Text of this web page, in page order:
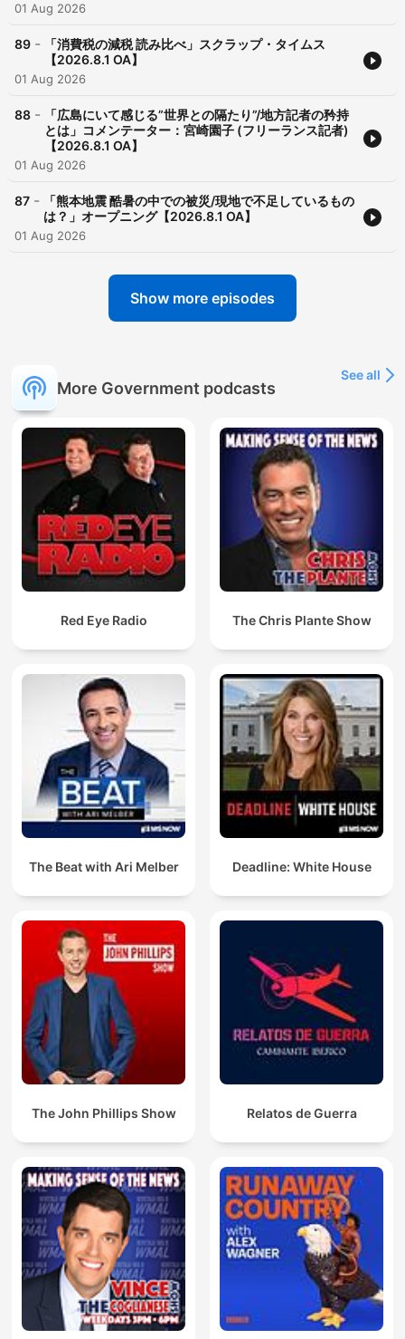
01 Aug 2026
89 -
「消費税の減税 読み比べ」スクラップ・タイムス
【2026.8.1 OA】
01 Aug 2026
88 -
「広島にいて感じる”世界との隔たり”/地方記者の矜持
とは」コメンテーター：宮崎園子 (フリーランス記者)
【2026.8.1 OA】
01 Aug 2026
87 -
「熊本地震 酷暑の中での被災/現地で不足しているもの
は？」オープニング【2026.8.1 OA】
01 Aug 2026
Show more episodes
More Government podcasts
See all
Red Eye Radio The Chris Plante Show
The Beat with Ari Melber Deadline: White House
The John Phillips Show Relatos de Guerra